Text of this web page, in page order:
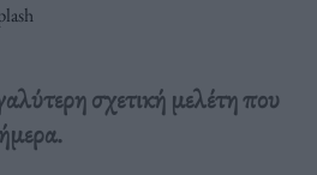
σχετική μελέτη που